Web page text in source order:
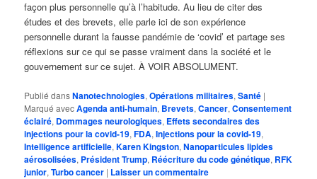
façon plus personnelle qu’à l’habitude. Au lieu de citer des
études et des brevets, elle parle ici de son expérience
personnelle durant la fausse pandémie de ‘covid’ et partage ses
réflexions sur ce qui se passe vraiment dans la société et le
gouvernement sur ce sujet. À VOIR ABSOLUMENT.
Publié dansNanotechnologies,Opérations militaires,Santé |
Marqué avecAgenda anti-humain, Brevets,Cancer,Consentement
éclairé, Dommages neurologiques, Effets secondaires des
injections pour la covid-19,FDA,Injections pour la covid-19,
Intelligence artificielle,Karen Kingston,Nanoparticules lipides
aérosolisées, Président Trump, Réécriture du code génétique, RFK
junior,Turbo cancer | Laisser un commentaire